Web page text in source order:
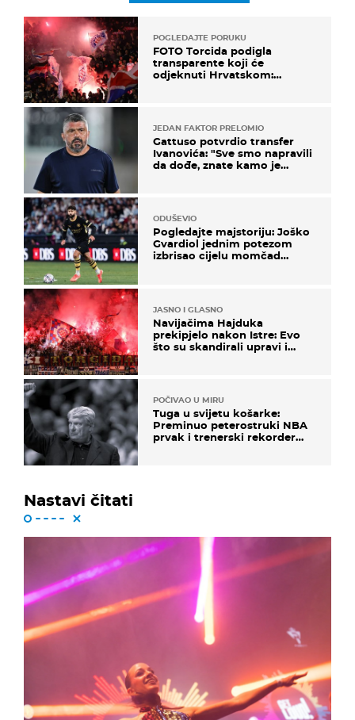
POGLEDAJTE PORUKU
FOTO Torcida podigla
transparente koji će
odjeknuti Hrvatskom:
JEDAN FAKTOR PRELOMIO
Gattuso potvrdio transfer
Ivanovića: "Sve smo napravili
da dođe, znate kamo je
ODUŠEVIO
Pogledajte majstoriju: Joško
Gvardiol jednim potezom
izbrisao cijelu momčad
JASNO I GLASNO
Navijačima Hajduka
prekipjelo nakon Istre: Evo
što su skandirali upravi i
POČIVAO U MIRU
Tuga u svijetu košarke:
Preminuo peterostruki NBA
prvak i trenerski rekorder
Nastavi čitati